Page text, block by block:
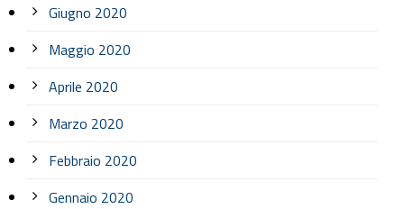
Giugno 2020
Maggio 2020
Aprile 2020
Marzo 2020
Febbraio 2020
Gennaio 2020